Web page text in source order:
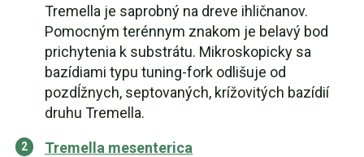
Tremella je saprobný na dreve ihličnanov.
Pomocným terénnym znakom je belavý bod
prichytenia k substrátu. Mikroskopicky sa
bazídiami typu tuning-fork odlišuje od
pozdĺžnych, septovaných, krížovitých bazídií
druhu Tremella.
Tremella mesenterica